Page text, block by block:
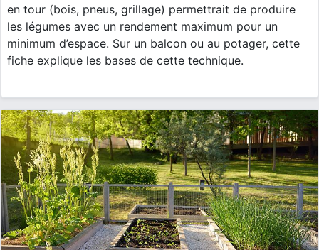
en tour (bois, pneus, grillage) permettrait de produire
les légumes avec un rendement maximum pour un
minimum d’espace. Sur un balcon ou au potager, cette
fiche explique les bases de cette technique.